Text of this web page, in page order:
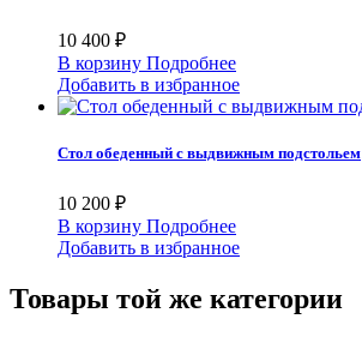
10 400 ₽
В корзину Подробнее
Добавить в избранное
Стол обеденный с выдвижным подстольем
10 200 ₽
В корзину Подробнее
Добавить в избранное
Товары той же категории